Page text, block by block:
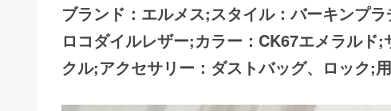
ブランド：エルメス;スタイル：バーキンプ
ロコダイルレザー;カラー：CK67エメラル
クル;アクセサリー：ダストバッグ、ロック;